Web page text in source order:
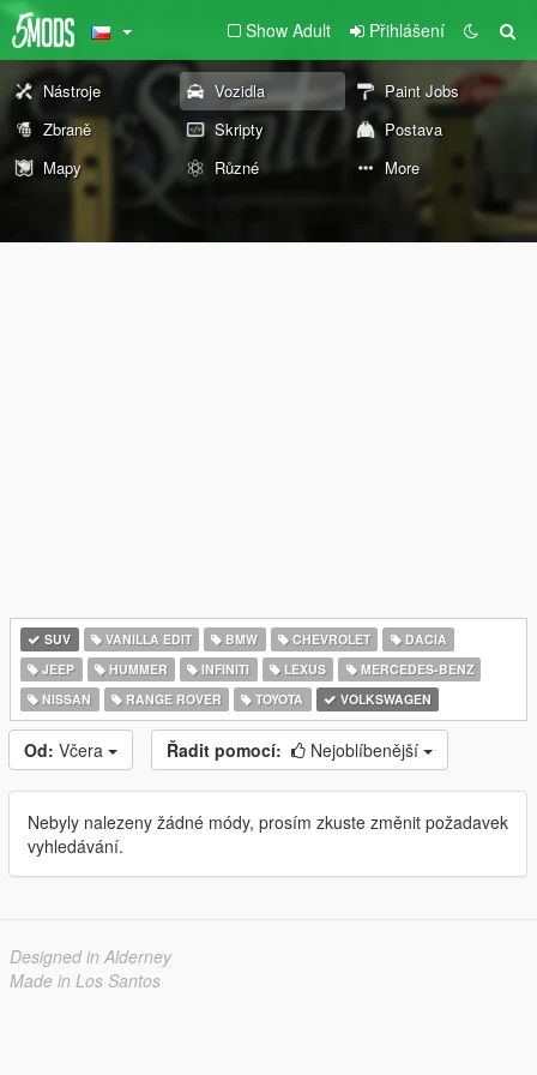
Show Adult Přihlášení
Nástroje Vozidla
Paint Jobs
Zbraně
Skripty
Postava
Mapy
Různé More
SUV VANILLA EDIT BMW CHEVROLET
DACIA
JEEP
HUMMER INFINITI LEXUS
MERCEDES-BENZ
NISSAN
RANGE ROVER TOYOTA VOLKSWAGEN
Od: Včera Řadit pomocí: Nejoblíbenější
Nebyly nalezeny žádné módy, prosím zkuste změnit požadavek
vyhledávání.
Designed in Alderney
Made in Los Santos